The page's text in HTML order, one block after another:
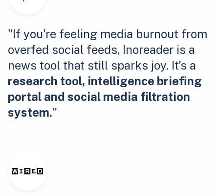
"If you're feeling media burnout from
overfed social feeds, Inoreader is a
news tool that still sparks joy. It's a
research tool, intelligence briefing
portal and social media filtration
system."